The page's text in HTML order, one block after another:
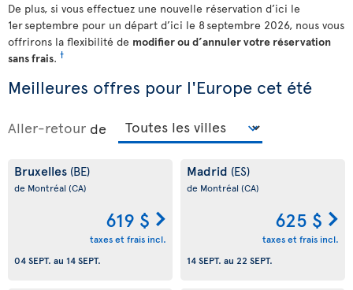
De plus, si vous effectuez une nouvelle réservation d’ici le
1er septembre pour un départ d’ici le 8 septembre 2026, nous vous
offrirons la flexibilité de modifier ou d’annuler votre réservation
sans frais. †
Meilleures offres pour l'Europe cet été
Aller-retour de
Bruxelles (BE)
de Montréal (CA)
619 $
taxes et frais incl.
04 SEPT. au 14 SEPT.
Madrid (ES)
de Montréal (CA)
625 $
taxes et frais incl.
14 SEPT. au 22 SEPT.